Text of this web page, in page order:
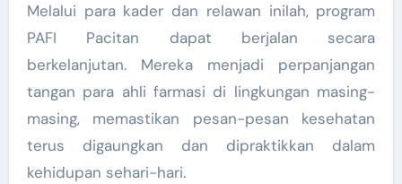
Melalui para kader dan relawan inilah, program
PAFI Pacitan dapat berjalan secara
berkelanjutan. Mereka menjadi perpanjangan
tangan para ahli farmasi di lingkungan masing-
masing, memastikan pesan-pesan kesehatan
terus digaungkan dan dipraktikkan dalam
kehidupan sehari-hari.